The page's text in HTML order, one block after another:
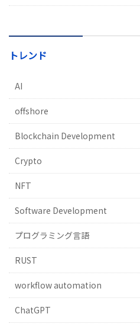
トレンド
AI
offshore
Blockchain Development
Crypto
NFT
Software Development
プログラミング言語
RUST
workflow automation
ChatGPT